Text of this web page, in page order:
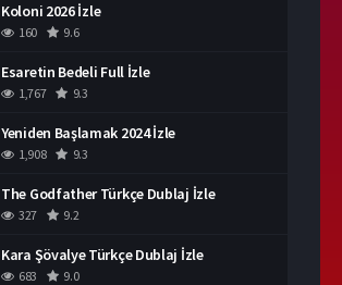
Koloni 2026 İzle
160 9.6
Esaretin Bedeli Full İzle
1,767 9.3
Yeniden Başlamak 2024 İzle
1,908 9.3
The Godfather Türkçe Dublaj İzle
327 9.2
Kara Şövalye Türkçe Dublaj İzle
683 9.0